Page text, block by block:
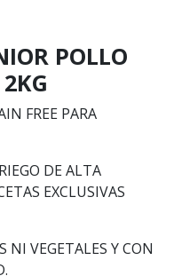
POLLO
FREE PARA
DE ALTA
EXCLUSIVAS
NI VEGETALES Y CON